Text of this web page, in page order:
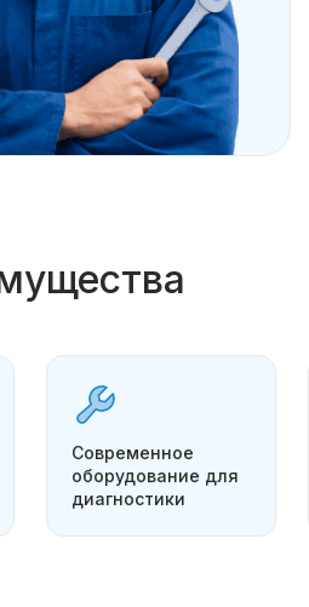
Современное
оборудование для
диагностики